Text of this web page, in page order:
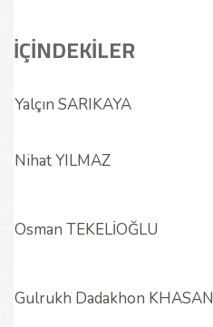
İÇİNDEKİLER
Yalçın SARIKAYA
Nihat YILMAZ
Osman TEKELİOĞLU
Gulrukh Dadakhon KHASAN